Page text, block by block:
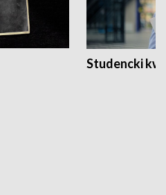
Studencki